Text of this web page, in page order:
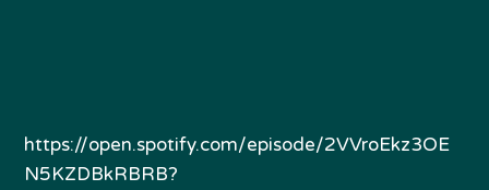
https://open.spotify.com/episode/2VVroEkz3OE
N5KZDBkRBRB?